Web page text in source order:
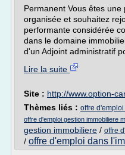
Permanent Vous êtes une
organisée et souhaitez
performante considérée
dans le domaine
d'un Adjoint administratif
Lire la suite
Site : http://www.option-
Thèmes liés : offre
offre d'emploi gestion immobiliere
gestion immobiliere / offre
/ offre d'emploi dans